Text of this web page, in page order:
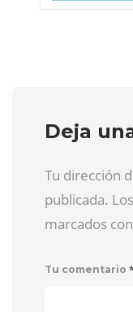
Deja
Tu dirección
publicada.
marcados con
Tu comentario *